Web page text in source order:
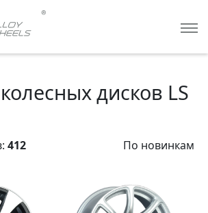
дисков LS
412 По новинкам